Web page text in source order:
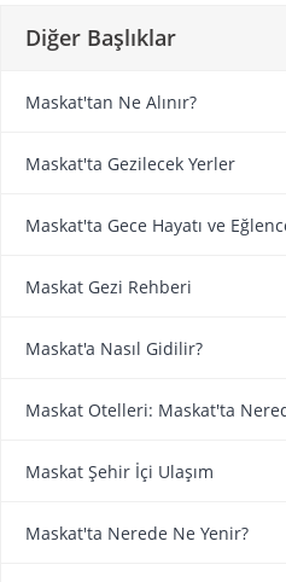
Diğer Başlıklar
Maskat'tan Ne Alınır?
Maskat'ta Gezilecek Yerler
Maskat'ta Gece Hayatı ve
Maskat Gezi Rehberi
Maskat'a Nasıl Gidilir?
Maskat Otelleri: Maskat'ta
Maskat Şehir İçi Ulaşım
Maskat'ta Nerede Ne Yenir?